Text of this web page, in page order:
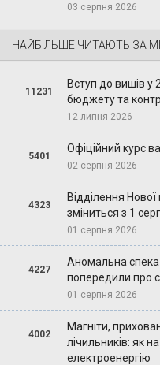
03 серпня 2026
НАЙБІЛЬШЕ ЧИТАЮТЬ ЗА
11231
Вступ до вишів у
бюджету та
12 липня 2026
5401
Офіційний курс
02 серпня 2026
4323
Відділення
зміниться з 1
01 серпня 2026
4227
Аномальна спека
попередили про
01 серпня 2026
4002
Магніти,
лічильників: як
електроенергію